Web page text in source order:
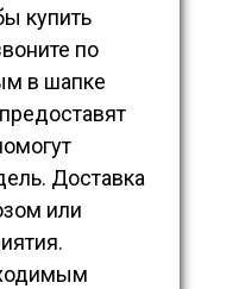
купить
по
в шапке
Доставка
или